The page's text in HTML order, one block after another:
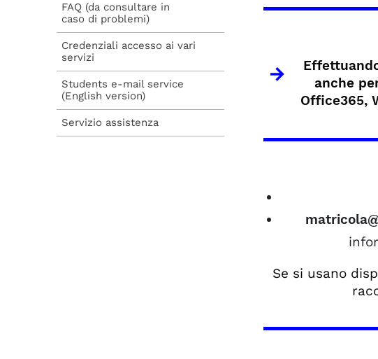
anche
Office365,
Se si usano
Come accedere
Parametri di accesso
da un client di posta
Impostazione inoltro
Eliminazione account
Spes per studenti non
più attivi
FAQ (da consultare in
caso di problemi)
Credenziali accesso ai vari
servizi
Students e-mail service
(English version)
Servizio assistenza